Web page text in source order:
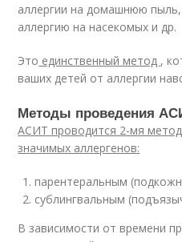
аллергии на домашнюю
аллергию на насекомых и др.
Это единственный метод ,
ваших детей от аллергии
Методы проведения
АСИТ проводится 2-мя
значимых аллергенов:
парентеральным
сублингвальным
В зависимости от времени